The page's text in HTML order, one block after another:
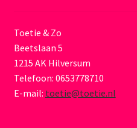
Toetie & Zo
Beetslaan 5
1215 AK Hilversum
Telefoon: 0653778710
E-mail: toetie@toetie.nl